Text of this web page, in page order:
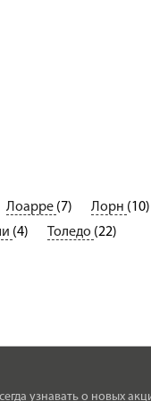
Лоарре (7) Лорн (10)
(4) Толедо (22)
узнавать о новых